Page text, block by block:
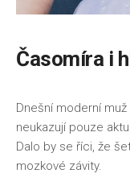
Časomíra i
Dnešní moderní
neukazují pouze
Dalo by se říci, že
mozkové závity.